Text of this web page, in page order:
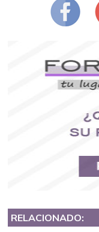
RELACIONADO: